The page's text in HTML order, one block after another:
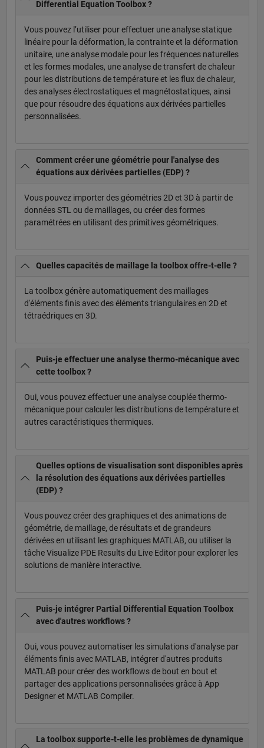
Differential Equation Toolbox ?
Vous pouvez l’utiliser pour effectuer une analyse statique
linéaire pour la déformation, la contrainte et la déformation
unitaire, une analyse modale pour les fréquences naturelles
et les formes modales, une analyse de transfert de chaleur
pour les distributions de température et les flux de chaleur,
des analyses électrostatiques et magnétostatiques, ainsi
que pour résoudre des équations aux dérivées partielles
personnalisées.
Comment créer une géométrie pour l'analyse des
équations aux dérivées partielles (EDP) ?
Vous pouvez importer des géométries 2D et 3D à partir de
données STL ou de maillages, ou créer des formes
paramétrées en utilisant des primitives géométriques.
Quelles capacités de maillage la toolbox offre-t-elle ?
La toolbox génère automatiquement des maillages
d'éléments finis avec des éléments triangulaires en 2D et
tétraédriques en 3D.
Puis-je effectuer une analyse thermo-mécanique avec
cette toolbox ?
Oui, vous pouvez effectuer une analyse couplée thermo-
mécanique pour calculer les distributions de température et
autres caractéristiques thermiques.
Quelles options de visualisation sont disponibles après
la résolution des équations aux dérivées partielles
(EDP) ?
Vous pouvez créer des graphiques et des animations de
géométrie, de maillage, de résultats et de grandeurs
dérivées en utilisant les graphiques MATLAB, ou utiliser la
tâche Visualize PDE Results du Live Editor pour explorer les
solutions de manière interactive.
Puis-je intégrer Partial Differential Equation Toolbox
avec d'autres workflows ?
Oui, vous pouvez automatiser les simulations d'analyse par
éléments finis avec MATLAB, intégrer d'autres produits
MATLAB pour créer des workflows de bout en bout et
partager des applications personnalisées grâce à App
Designer et MATLAB Compiler.
La toolbox supporte-t-elle les problèmes de dynamique